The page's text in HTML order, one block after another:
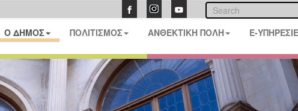
Ο ΔΗΜΟΣ ΠΟΛΙΤΙΣΜΟΣ ΑΝΘΕΚΤΙΚΗ ΠΟΛΗ E-